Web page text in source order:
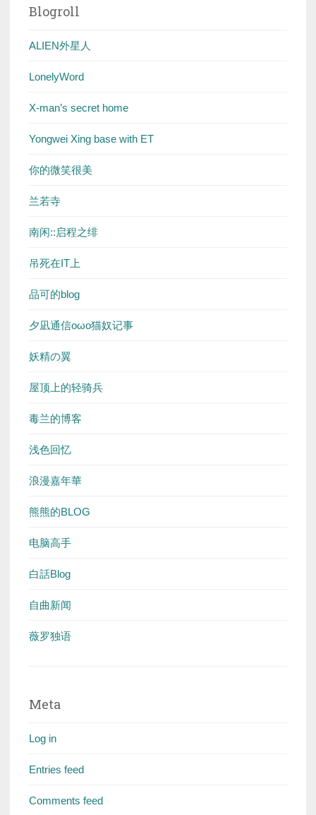
Blogroll
ALIEN外星人
LonelyWord
X-man’s secret home
Yongwei Xing base with ET
你的微笑很美
兰若寺
南闲::启程之绯
吊死在IT上
品可的blog
夕凪通信oωo猫奴记事
妖精の翼
屋顶上的轻骑兵
毒兰的博客
浅色回忆
浪漫嘉年華
熊熊的BLOG
电脑高手
白話Blog
自曲新闻
薇罗独语
Meta
Log in
Entries feed
Comments feed